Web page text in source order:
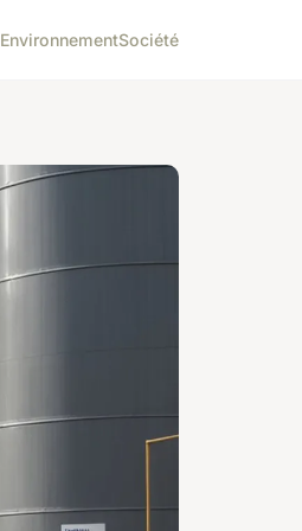
EnvironnementSociété